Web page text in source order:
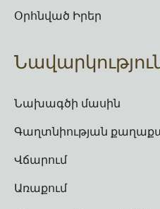
Օրհնված Իրեր
Նախագծի մասին
Գաղտնիության
Վճարում
Առաքում